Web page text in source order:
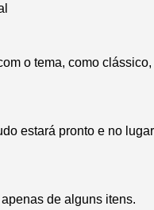
o tema, como clássico,
estará pronto e no
de alguns itens.